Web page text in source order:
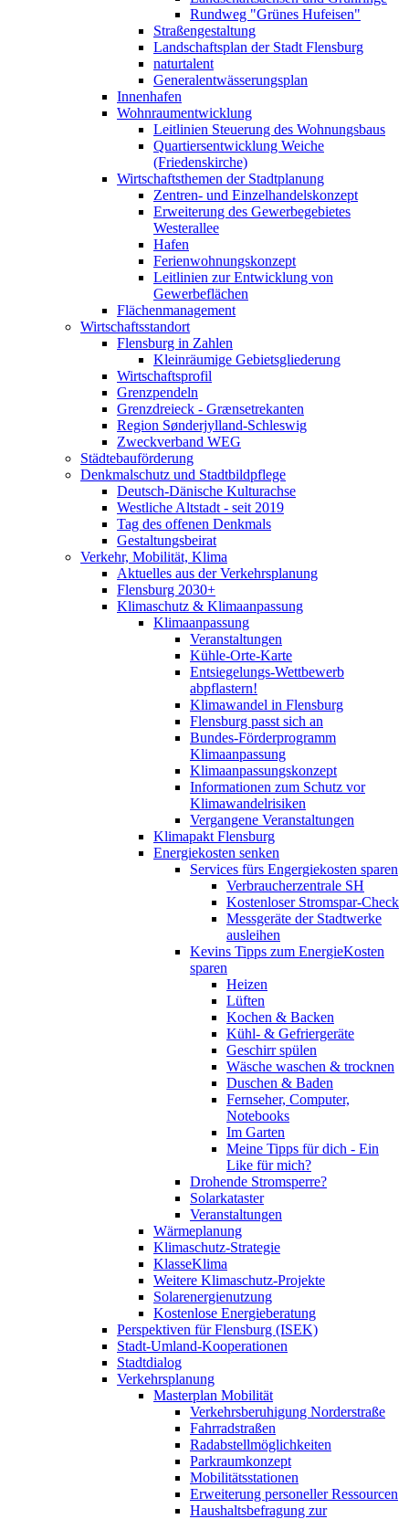
Rundweg "Grünes Hufeisen"
Straßengestaltung
Landschaftsplan der Stadt Flensburg
naturtalent
Generalentwässerungsplan
Innenhafen
Wohnraumentwicklung
Leitlinien Steuerung des Wohnungsbaus
Quartiersentwicklung Weiche
(Friedenskirche)
Wirtschaftsthemen der Stadtplanung
Zentren- und Einzelhandelskonzept
Erweiterung des Gewerbegebietes
Westerallee
Hafen
Ferienwohnungskonzept
Leitlinien zur Entwicklung von
Gewerbeflächen
Flächenmanagement
Wirtschaftsstandort
Flensburg in Zahlen
Kleinräumige Gebietsgliederung
Wirtschaftsprofil
Grenzpendeln
Grenzdreieck - Grænsetrekanten
Region Sønderjylland-Schleswig
Zweckverband WEG
Städtebauförderung
Denkmalschutz und Stadtbildpflege
Deutsch-Dänische Kulturachse
Westliche Altstadt - seit 2019
Tag des offenen Denkmals
Gestaltungsbeirat
Verkehr, Mobilität, Klima
Aktuelles aus der Verkehrsplanung
Flensburg 2030+
Klimaschutz & Klimaanpassung
Klimaanpassung
Veranstaltungen
Kühle-Orte-Karte
Entsiegelungs-Wettbewerb
abpflastern!
Klimawandel in Flensburg
Flensburg passt sich an
Bundes-Förderprogramm
Klimaanpassung
Klimaanpassungskonzept
Informationen zum Schutz vor
Klimawandelrisiken
Vergangene Veranstaltungen
Klimapakt Flensburg
Energiekosten senken
Services fürs Engergiekosten sparen
Verbraucherzentrale SH
Kostenloser Stromspar-Check
Messgeräte der Stadtwerke
ausleihen
Kevins Tipps zum EnergieKosten
sparen
Heizen
Lüften
Kochen & Backen
Kühl- & Gefriergeräte
Geschirr spülen
Wäsche waschen & trocknen
Duschen & Baden
Fernseher, Computer,
Notebooks
Im Garten
Meine Tipps für dich - Ein
Like für mich?
Drohende Stromsperre?
Solarkataster
Veranstaltungen
Wärmeplanung
Klimaschutz-Strategie
KlasseKlima
Weitere Klimaschutz-Projekte
Solarenergienutzung
Kostenlose Energieberatung
Perspektiven für Flensburg (ISEK)
Stadt-Umland-Kooperationen
Stadtdialog
Verkehrsplanung
Masterplan Mobilität
Verkehrsberuhigung Norderstraße
Fahrradstraßen
Radabstellmöglichkeiten
Parkraumkonzept
Mobilitätsstationen
Erweiterung personeller Ressourcen
Haushaltsbefragung zur